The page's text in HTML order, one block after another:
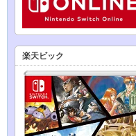
楽天ビック